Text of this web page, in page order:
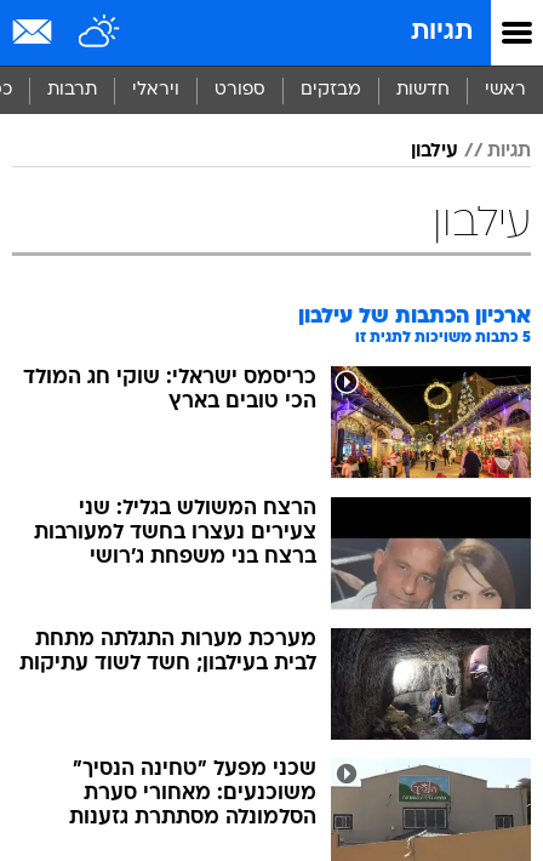
תגיות
ראשי חדשות מבזקים ספורט ויראלי תרבות
תגיות עילבון
עילבון
ארכיון הכתבות של עילבון
5 כתבות משויכות לתגית זו
כריסמס ישראלי: שוקי חג המולד
הכי טובים בארץ
הרצח המשולש בגליל: שני
צעירים נעצרו בחשד למעורבות
ברצח בני משפחת ג'רושי
מערכת מערות התגלתה מתחת
לבית בעילבון; חשד לשוד עתיקות
שכני מפעל "טחינה הנסיך"
משוכנעים: מאחורי סערת
הסלמונלה מסתתרת גזענות